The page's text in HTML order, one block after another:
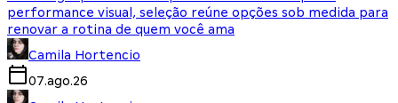
performance visual, seleção reúne opções sob medida para
renovar a rotina de quem você ama
Camila Hortencio
07.ago.26